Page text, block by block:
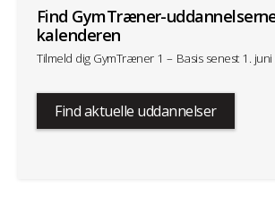
Find GymTræner-
kalenderen
Tilmeld dig GymTræner 1 – Basis senest 1.
Find aktuelle uddannelser